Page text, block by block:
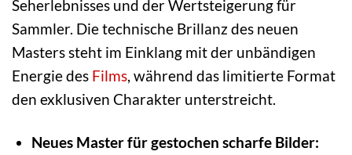
Seherlebnisses und der Wertsteigerung für
Sammler. Die technische Brillanz des neuen
Masters steht im Einklang mit der unbändigen
Energie des Films, während das limitierte Format
den exklusiven Charakter unterstreicht.
Neues Master für gestochen scharfe Bilder: